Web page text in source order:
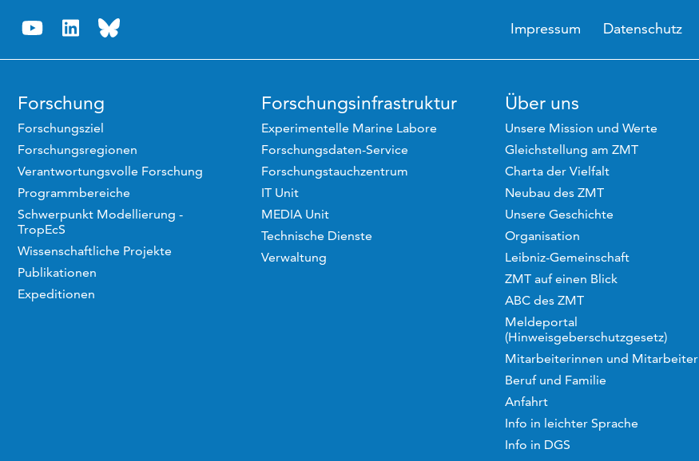
Impressum Datenschutz
Forschung
Forschungsziel
Forschungsregionen
Verantwortungsvolle Forschung
Programmbereiche
Schwerpunkt Modellierung -
TropEcS
Wissenschaftliche Projekte
Publikationen
Expeditionen
Forschungsinfrastruktur
Experimentelle Marine Labore
Forschungsdaten-Service
Forschungstauchzentrum
IT Unit
MEDIA Unit
Technische Dienste
Verwaltung
Über uns
Unsere Mission und Werte
Gleichstellung am ZMT
Charta der Vielfalt
Neubau des ZMT
Unsere Geschichte
Organisation
Leibniz-Gemeinschaft
ZMT auf einen Blick
ABC des ZMT
Meldeportal
(Hinweisgeberschutzgesetz)
Mitarbeiterinnen und Mitarbeiter
Beruf und Familie
Anfahrt
Info in leichter Sprache
Info in DGS